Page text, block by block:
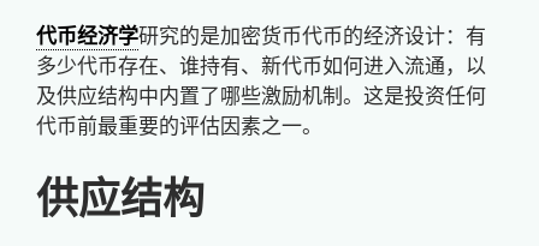
代币经济学研究的是加密货币代币的经济设计：有
多少代币存在、谁持有、新代币如何进入流通，以
及供应结构中内置了哪些激励机制。这是投资任何
代币前最重要的评估因素之一。
供应结构